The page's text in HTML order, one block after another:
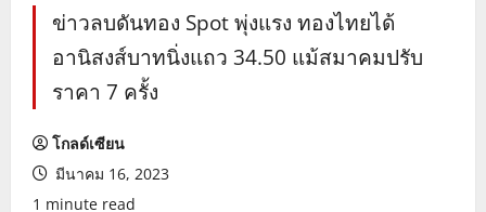
ข่าวลบดันทอง Spot พุ่งแรง ทองไทยได้
อานิสงส์บาทนิ่งแถว 34.50 แม้สมาคมปรับ
ราคา 7 ครั้ง
โกลด์เซียน
มีนาคม 16, 2023
1 minute read